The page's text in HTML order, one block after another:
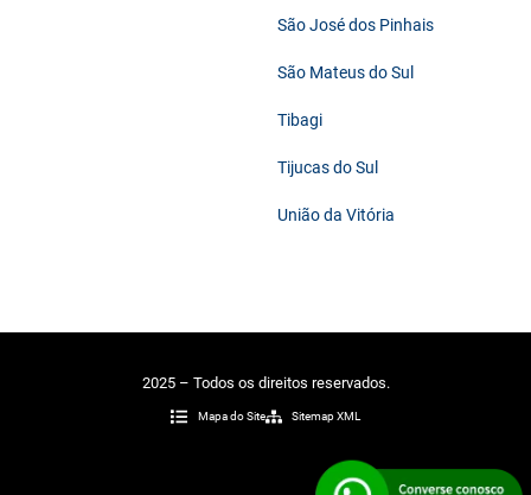
São José dos Pinhais
São Mateus do Sul
Tibagi
Tijucas do Sul
União da Vitória
2025 – Todos os direitos reservados.
Mapa do Site Sitemap XML